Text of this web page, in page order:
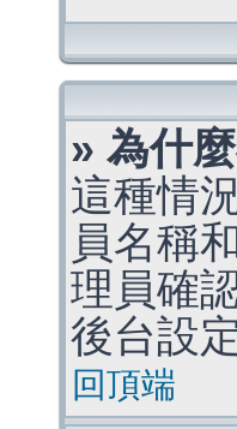
» 為什
這種情
員名稱
理員確
後台設
回頂端